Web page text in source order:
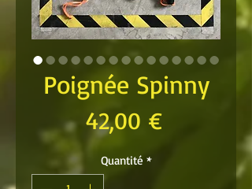
Poignée Spinny
42,00 €Prix
Quantité *